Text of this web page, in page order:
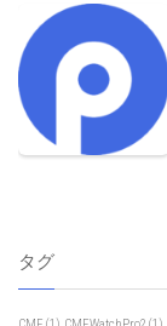
タグ